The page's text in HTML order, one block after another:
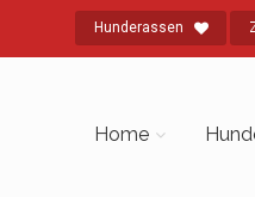
Hunderassen
Home